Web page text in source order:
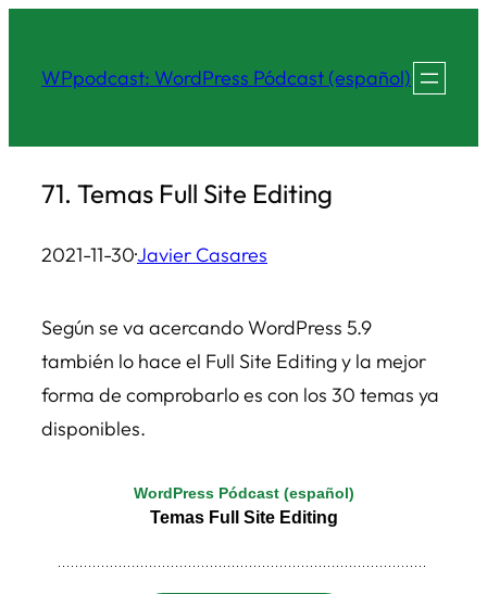
contenido
WPpodcast: WordPress Pódcast (español)
71. Temas Full Site Editing
2021-11-30·Javier Casares
Según se va acercando WordPress 5.9
también lo hace el Full Site Editing y la mejor
forma de comprobarlo es con los 30 temas ya
disponibles.